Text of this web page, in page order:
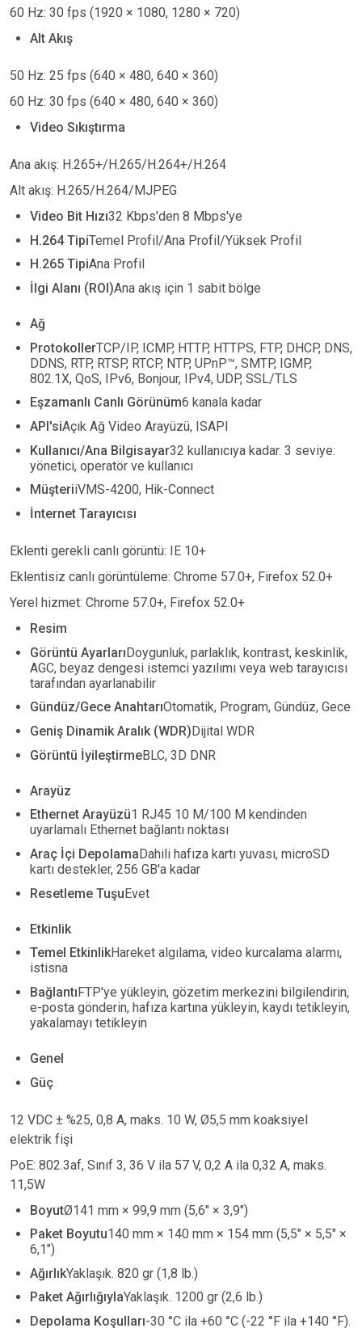
60 Hz: 30 fps (1920 × 1080, 1280 × 720)
Alt Akış
50 Hz: 25 fps (640 × 480, 640 × 360)
60 Hz: 30 fps (640 × 480, 640 × 360)
Video Sıkıştırma
Ana akış: H.265+/H.265/H.264+/H.264
Alt akış: H.265/H.264/MJPEG
Video Bit Hızı32 Kbps'den 8 Mbps'ye
H.264 TipiTemel Profil/Ana Profil/Yüksek Profil
H.265 TipiAna Profil
İlgi Alanı (ROI)Ana akış için 1 sabit bölge
Ağ
ProtokollerTCP/IP, ICMP, HTTP, HTTPS, FTP, DHCP, DNS,
DDNS, RTP, RTSP, RTCP, NTP, UPnP™, SMTP, IGMP,
802.1X, QoS, IPv6, Bonjour, IPv4, UDP, SSL/TLS
Eşzamanlı Canlı Görünüm6 kanala kadar
API'siAçık Ağ Video Arayüzü, ISAPI
Kullanıcı/Ana Bilgisayar32 kullanıcıya kadar. 3 seviye:
yönetici, operatör ve kullanıcı
MüşteriiVMS-4200, Hik-Connect
İnternet Tarayıcısı
Eklenti gerekli canlı görüntü: IE 10+
Eklentisiz canlı görüntüleme: Chrome 57.0+, Firefox 52.0+
Yerel hizmet: Chrome 57.0+, Firefox 52.0+
Resim
Görüntü AyarlarıDoygunluk, parlaklık, kontrast, keskinlik,
AGC, beyaz dengesi istemci yazılımı veya web tarayıcısı
tarafından ayarlanabilir
Gündüz/Gece AnahtarıOtomatik, Program, Gündüz, Gece
Geniş Dinamik Aralık (WDR)Dijital WDR
Görüntü İyileştirmeBLC, 3D DNR
Arayüz
Ethernet Arayüzü1 RJ45 10 M/100 M kendinden
uyarlamalı Ethernet bağlantı noktası
Araç İçi DepolamaDahili hafıza kartı yuvası, microSD
kartı destekler, 256 GB'a kadar
Resetleme TuşuEvet
Etkinlik
Temel EtkinlikHareket algılama, video kurcalama alarmı,
istisna
BağlantıFTP'ye yükleyin, gözetim merkezini bilgilendirin,
e-posta gönderin, hafıza kartına yükleyin, kaydı tetikleyin,
yakalamayı tetikleyin
Genel
Güç
12 VDC ± %25, 0,8 A, maks. 10 W, Ø5,5 mm koaksiyel
elektrik fişi
PoE: 802.3af, Sınıf 3, 36 V ila 57 V, 0,2 A ila 0,32 A, maks.
11,5W
BoyutØ141 mm × 99,9 mm (5,6" × 3,9")
Paket Boyutu140 mm × 140 mm × 154 mm (5,5" × 5,5" ×
6,1")
AğırlıkYaklaşık. 820 gr (1,8 lb.)
Paket AğırlığıylaYaklaşık. 1200 gr (2,6 lb.)
Depolama Koşulları-30 °C ila +60 °C (-22 °F ila +140 °F).